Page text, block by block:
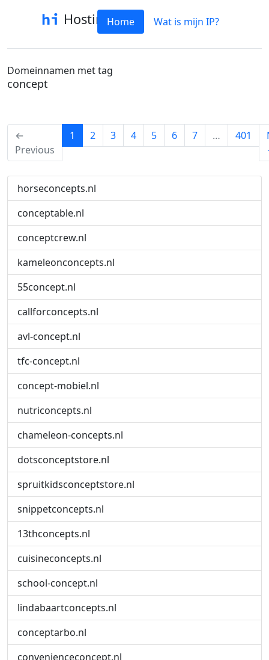
HostinfoHome Wat is mijn IP?
Domeinnamen met tag
concept
←
Previous
1 (current)
2 3 4 5 6 7 … 401
horseconcepts.nl
conceptable.nl
conceptcrew.nl
kameleonconcepts.nl
55concept.nl
callforconcepts.nl
avl-concept.nl
tfc-concept.nl
concept-mobiel.nl
nutriconcepts.nl
chameleon-concepts.nl
dotsconceptstore.nl
spruitkidsconceptstore.nl
snippetconcepts.nl
13thconcepts.nl
cuisineconcepts.nl
school-concept.nl
lindabaartconcepts.nl
conceptarbo.nl
convenienceconcept.nl